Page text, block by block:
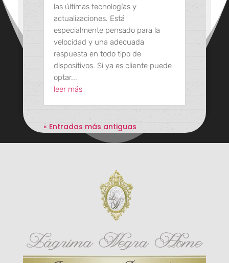
las últimas tecnologías y
actualizaciones. Está
especialmente pensado para la
velocidad y una adecuada
respuesta en todo tipo de
dispositivos. Si ya es cliente puede
optar...
leer más
« Entradas más antiguas